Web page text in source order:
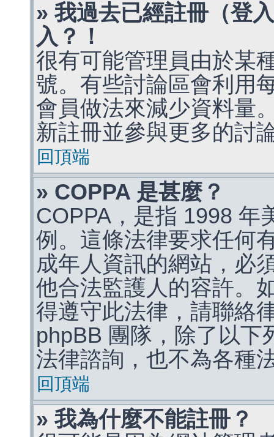
» 我過去已經註冊（登
入？！
很有可能管理員由於某
號。有些討論區會利用
會員做法來減少資料量
新註冊並參與更多的討
回頂端
» COPPA 是甚麼？
COPPA，是指 1998 年
例。這條法律要求任何
成年人資訊的網站，必
他合法監護人的容許。
得遵守此法律，請聯絡
phpBB 團隊，除了以下
法律諮詢，也不為各種
回頂端
» 我為什麼不能註冊？